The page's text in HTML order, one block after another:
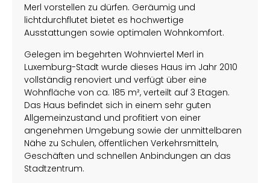
Merl vorstellen zu dürfen. Geräumig und
lichtdurchflutet bietet es hochwertige
Ausstattungen sowie optimalen Wohnkomfort.
Gelegen im begehrten Wohnviertel Merl in
Luxemburg-Stadt wurde dieses Haus im Jahr 2010
vollständig renoviert und verfügt über eine
Wohnfläche von ca. 185 m², verteilt auf 3 Etagen.
Das Haus befindet sich in einem sehr guten
Allgemeinzustand und profitiert von einer
angenehmen Umgebung sowie der unmittelbaren
Nähe zu Schulen, öffentlichen Verkehrsmitteln,
Geschäften und schnellen Anbindungen an das
Stadtzentrum.